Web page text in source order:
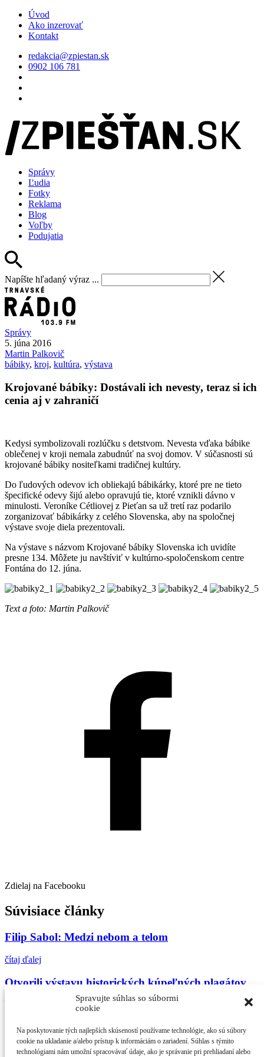
Spravujte súhlas so súbormi
cookie
Na poskytovanie tých najlepších skúseností používame technológie, ako sú súbory
cookie na ukladanie a/alebo prístup k informáciám o zariadení. Súhlas s týmito
technológiami nám umožní spracovávať údaje, ako je správanie pri prehliadaní alebo
Úvod
Ako inzerovať
Kontakt
redakcia@zpiestan.sk
0902 106 781
Správy
Ľudia
Fotky
Reklama
Blog
Voľby
Podujatia
Napíšte hľadaný výraz ...
Správy
5. júna 2016
Martin Palkovič
bábiky, kroj, kultúra, výstava
Krojované bábiky: Dostávali ich nevesty, teraz si ich
cenia aj v zahraničí
Kedysi symbolizovali rozlúčku s detstvom. Nevesta vďaka bábike
oblečenej v kroji nemala zabudnúť na svoj domov. V súčasnosti sú
krojované bábiky nositeľkami tradičnej kultúry.
Do ľudových odevov ich obliekajú bábikárky, ktoré pre ne tieto
špecifické odevy šijú alebo opravujú tie, ktoré vznikli dávno v
minulosti. Veroníke Cétliovej z Pieťan sa už tretí raz podarilo
zorganizovať bábikárky z celého Slovenska, aby na spoločnej
výstave svoje diela prezentovali.
Na výstave s názvom Krojované bábiky Slovenska ich uvidíte
presne 134. Môžete ju navštíviť v kultúrno-spoločenskom centre
Fontána do 12. júna.
Text a foto: Martin Palkovič
Zdielaj na Facebooku
Súvisiace články
Filip Sabol: Medzi nebom a telom
čítaj ďalej
Otvorili výstavu historických kúpeľných plagátov,
je medzi nimi aj prvý barlolámač
Voňavé dejiny a iné blázniviny